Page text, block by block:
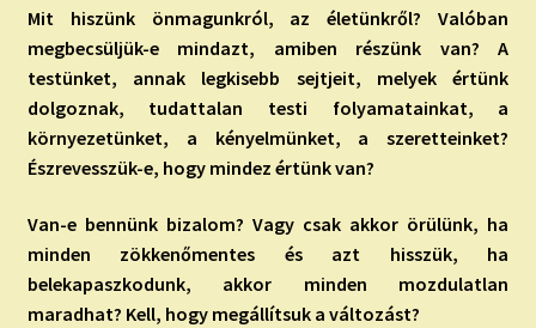
IRATKOZZ FEL A VIDEÓ CSATORNÁNKRA!
TAROT ELEMZÉS MEGRENDELÉSE LIMITÁLT!
AJÁNDÉKOKKAL!
Mit hiszünk önmagunkról, az életünkről? Valóban
megbecsüljük-e mindazt, amiben részünk van? A
testünket, annak legkisebb sejtjeit, melyek értünk
dolgoznak, tudattalan testi folyamatainkat, a
környezetünket, a kényelmünket, a szeretteinket?
Észrevesszük-e, hogy mindez értünk van?
Van-e bennünk bizalom? Vagy csak akkor örülünk, ha
minden zökkenőmentes és azt hisszük, ha
belekapaszkodunk, akkor minden mozdulatlan
maradhat? Kell, hogy megállítsuk a változást?